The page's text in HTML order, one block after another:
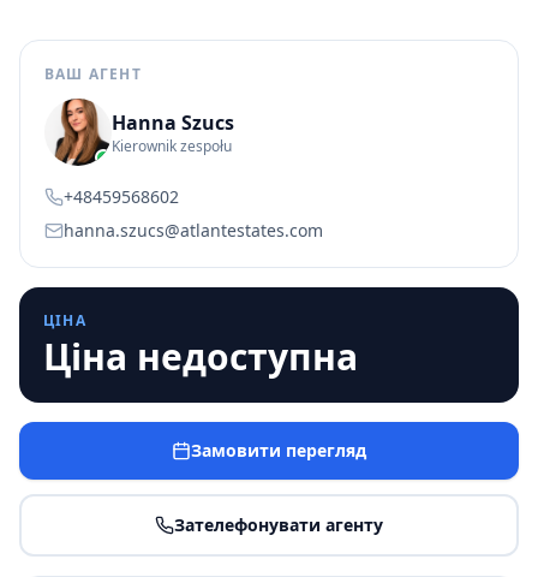
ВАШ АГЕНТ
Hanna Szucs
Kierownik zespołu
+48459568602
hanna.szucs@atlantestates.com
ЦІНА
Ціна недоступна
Замовити перегляд
Зателефонувати агенту